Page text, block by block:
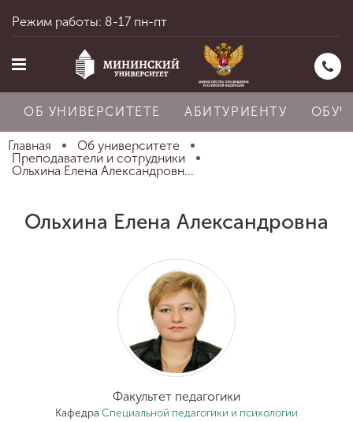
Абитуриенту
Обучение
Наука
Режим работы: 8-17 пн-пт
ОБ УНИВЕРСИТЕТЕ АБИТУРИЕНТУ
Главная
Об университете
Преподаватели и сотрудники
Ольхина Елена Александровн...
Ольхина Елена Александровна
Факультет педагогики
Кафедра Специальной педагогики и психологии